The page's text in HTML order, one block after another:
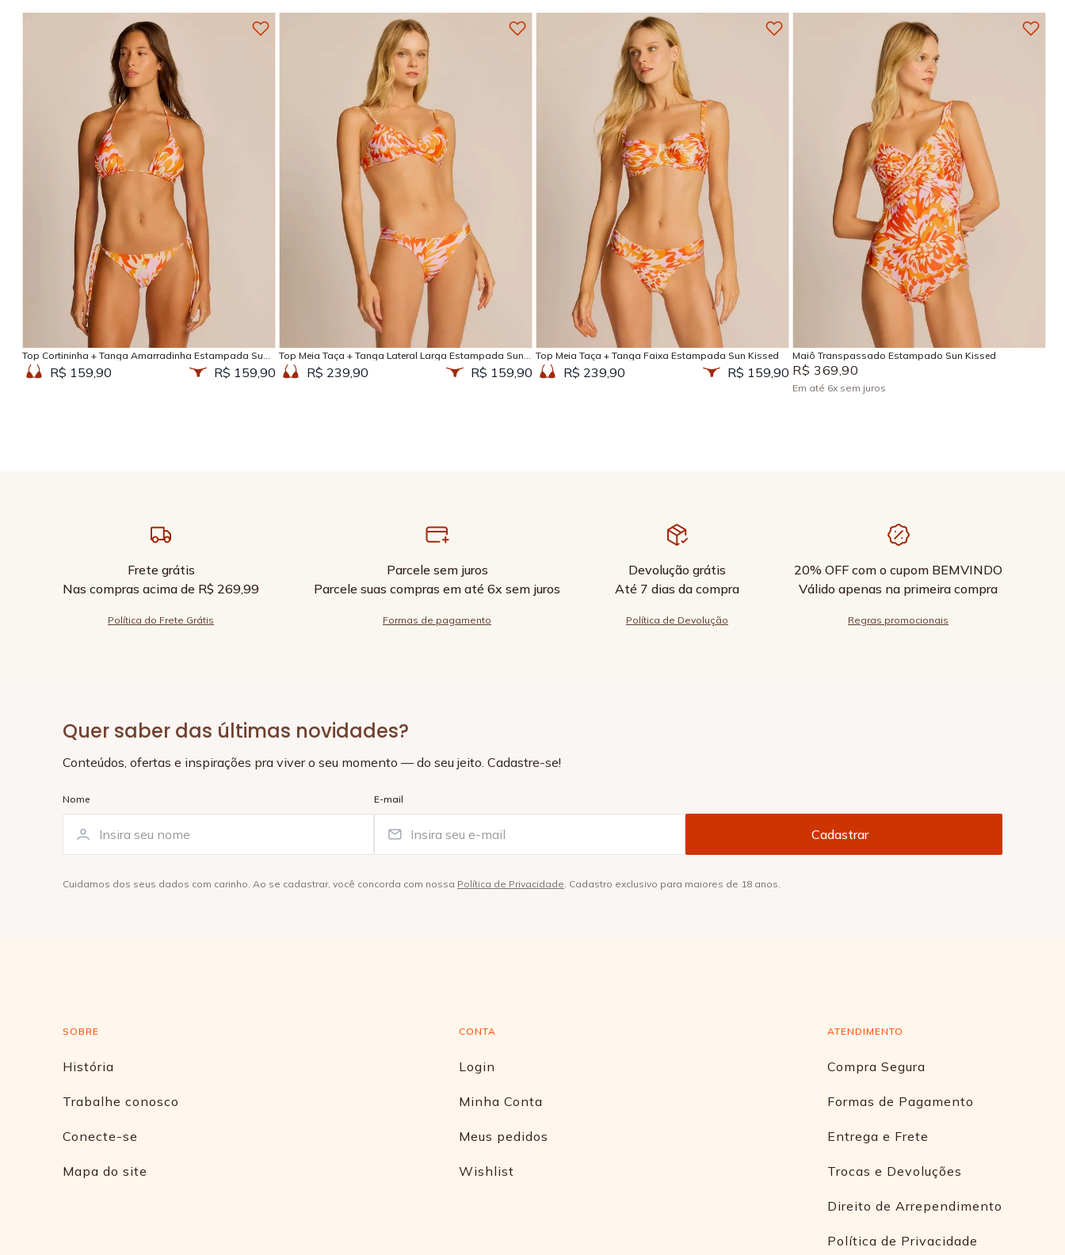
Adicionar na sacola
Top Cortininha + Tanga Amarradinha Estampada Sun
Kissed R$ 159,90 R$ 159,90
Adicionar na sacola
Top Meia Taça + Tanga Lateral Larga Estampada Sun
Kissed R$ 239,90 R$ 159,90
Adicionar na sacola
Top Meia Taça + Tanga Faixa Estampada Sun Kissed
R$ 239,90 R$ 159,90
M G GG
Adicionar na sacola
Maiô Transpassado Estampado Sun Kissed
R$ 369 ,90
Em até 6x sem juros
Frete grátis
Nas compras acima de R$ 269,99
Política do Frete Grátis
Parcele sem juros
Parcele suas compras em até 6x sem juros
Formas de pagamento
Devolução grátis
Até 7 dias da compra
Política de Devolução
20% OFF com o cupom BEMVINDO
Válido apenas na primeira compra
Regras promocionais
Quer saber das últimas novidades?
Conteúdos, ofertas e inspirações pra viver o seu momento — do seu jeito. Cadastre-se!
Nome E-mail
Cuidamos dos seus dados com carinho. Ao se cadastrar, você concorda com nossa Política de Privacidade. Cadastro exclusivo para maiores de 18 anos.
SOBRE
História
Trabalhe conosco
Conecte-se
Mapa do site
CONTA
Login
Minha Conta
Meus pedidos
Wishlist
ATENDIMENTO
Compra Segura
Formas de Pagamento
Entrega e Frete
Trocas e Devoluções
Direito de Arrependimento
Política de Privacidade